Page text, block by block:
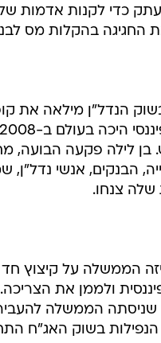
עתק כדי לקנות אדמות
החגיגה בהקלות מס
הנדל"ן מילאה את
בן לילה פקעה
הבנקים, אנשי
שלה צנחו.
הממשלה על קיצוץ חד
ולממן את
בשוק האג"ח